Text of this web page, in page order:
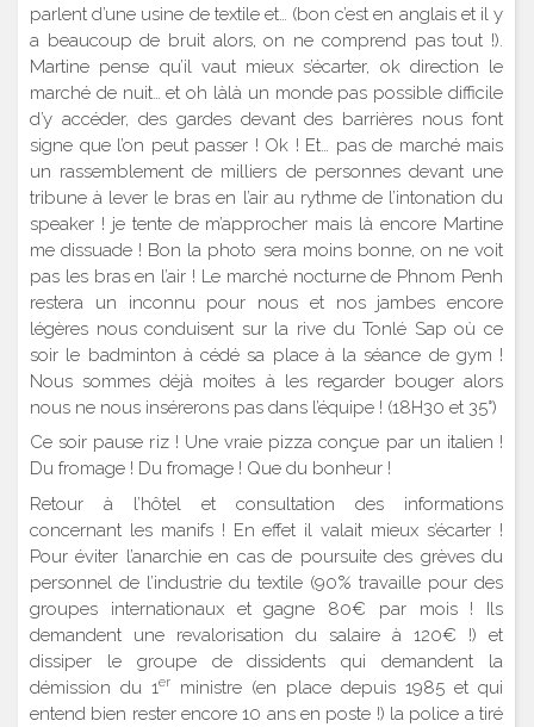
parlent d’une usine de textile et… (bon c’est en anglais et il y
a beaucoup de bruit alors, on ne comprend pas tout !).
Martine pense qu’il vaut mieux s’écarter, ok direction le
marché de nuit… et oh làlà un monde pas possible difficile
d’y accéder, des gardes devant des barrières nous font
signe que l’on peut passer ! Ok ! Et… pas de marché mais
un rassemblement de milliers de personnes devant une
tribune à lever le bras en l’air au rythme de l’intonation du
speaker ! je tente de m’approcher mais là encore Martine
me dissuade ! Bon la photo sera moins bonne, on ne voit
pas les bras en l’air ! Le marché nocturne de Phnom Penh
restera un inconnu pour nous et nos jambes encore
légères nous conduisent sur la rive du Tonlé Sap où ce
soir le badminton à cédé sa place à la séance de gym !
Nous sommes déjà moites à les regarder bouger alors
nous ne nous insérerons pas dans l’équipe ! (18H30 et 35°)
Ce soir pause riz ! Une vraie pizza conçue par un italien !
Du fromage ! Du fromage ! Que du bonheur !
Retour à l’hôtel et consultation des informations
concernant les manifs ! En effet il valait mieux s’écarter !
Pour éviter l’anarchie en cas de poursuite des grèves du
personnel de l’industrie du textile (90% travaille pour des
groupes internationaux et gagne 80€ par mois ! Ils
demandent une revalorisation du salaire à 120€ !) et
dissiper le groupe de dissidents qui demandent la
démission du 1er
ministre (en place depuis 1985 et qui
entend bien rester encore 10 ans en poste !) la police a tiré